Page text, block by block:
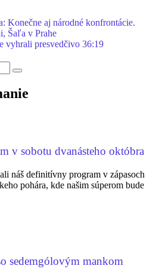
Konečne aj národné konfrontácie.
Šaľa v Prahe
vyhrali presvedčivo 36:19
v sobotu dvanásteho októbra
náš definitívny program v zápasoch
pohára, kde našim súperom bude
sedemgólovým mankom